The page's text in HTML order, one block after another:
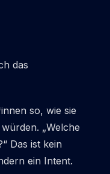
das
innen so, wie sie
„Welche
“ Das ist kein
ein Intent.